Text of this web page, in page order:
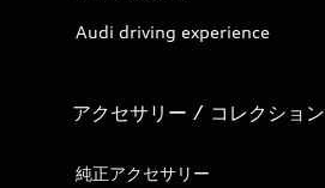
Audi driving experience
アクセサリー / コレクション
純正アクセサリー